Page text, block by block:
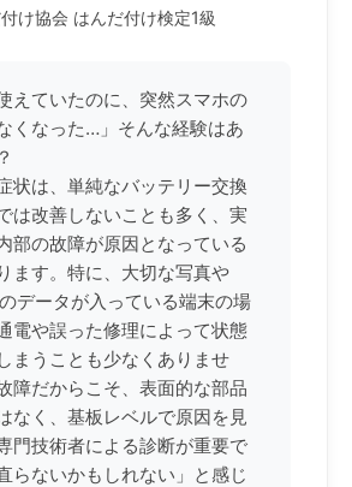
け協会 はんだ付け検定1級
えていたのに、突然スマホの
くなった…」そんな経験はあ
状は、単純なバッテリー交換
は改善しないことも多く、実
部の故障が原因となっている
ます。特に、大切な写真や
データが入っている端末の場
電や誤った修理によって状態
まうことも少なくありませ
障だからこそ、表面的な部品
なく、基板レベルで原因を見
門技術者による診断が重要で
らないかもしれない」と感じ